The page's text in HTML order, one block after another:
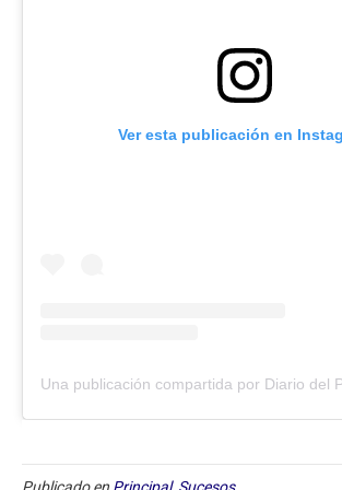
Ver esta publicación en
Publicado en Principal, Sucesos